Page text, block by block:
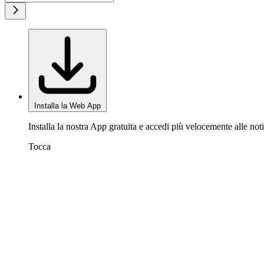
Installa la Web App
Installa la nostra App gratuita e accedi più velocemente alle
Tocca